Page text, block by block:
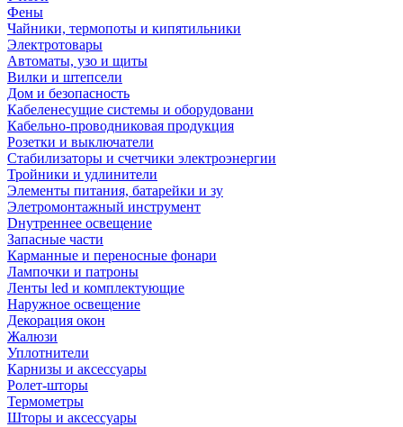
Фены
Чайники, термопоты и кипятильники
Электротовары
Автоматы, узо и щиты
Вилки и штепсели
Дом и безопасность
Кабеленесущие системы и оборудовани
Кабельно-проводниковая продукция
Розетки и выключатели
Стабилизаторы и счетчики электроэнергии
Тройники и удлинители
Элементы питания, батарейки и зу
Элетромонтажный инструмент
Dнутреннее освещение
Запасные части
Карманные и переносные фонари
Лампочки и патроны
Ленты led и комплектующие
Наружное освещение
Декорация окон
Жалюзи
Уплотнители
Карнизы и аксессуары
Ролет-шторы
Термометры
Шторы и аксессуары